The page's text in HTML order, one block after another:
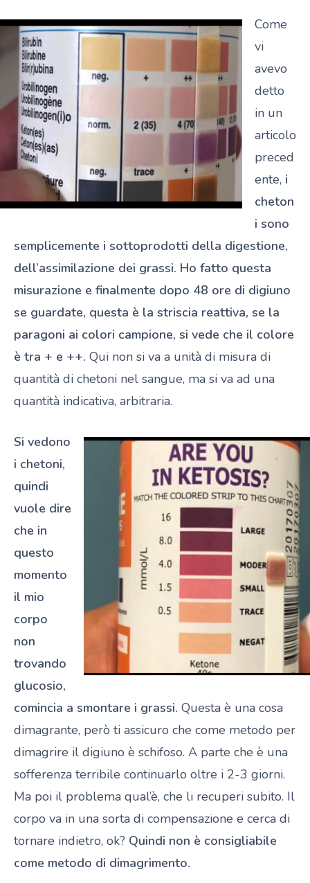
Come
vi
avevo
detto
in un
articolo
preced
ente, i
cheton
i sono
semplicemente i sottoprodotti della digestione,
dell’assimilazione dei grassi. Ho fatto questa
misurazione e finalmente dopo 48 ore di digiuno
se guardate, questa è la striscia reattiva, se la
paragoni ai colori campione, si vede che il colore
è tra + e ++. Qui non si va a unità di misura di
quantità di chetoni nel sangue, ma si va ad una
quantità indicativa, arbitraria.
Si vedono
i chetoni,
quindi
vuole dire
che in
questo
momento
il mio
corpo
non
trovando
glucosio,
comincia a smontare i grassi. Questa è una cosa
dimagrante, però ti assicuro che come metodo per
dimagrire il digiuno è schifoso. A parte che è una
sofferenza terribile continuarlo oltre i 2-3 giorni.
Ma poi il problema qual’è, che li recuperi subito. Il
corpo va in una sorta di compensazione e cerca di
tornare indietro, ok? Quindi non è consigliabile
come metodo di dimagrimento.